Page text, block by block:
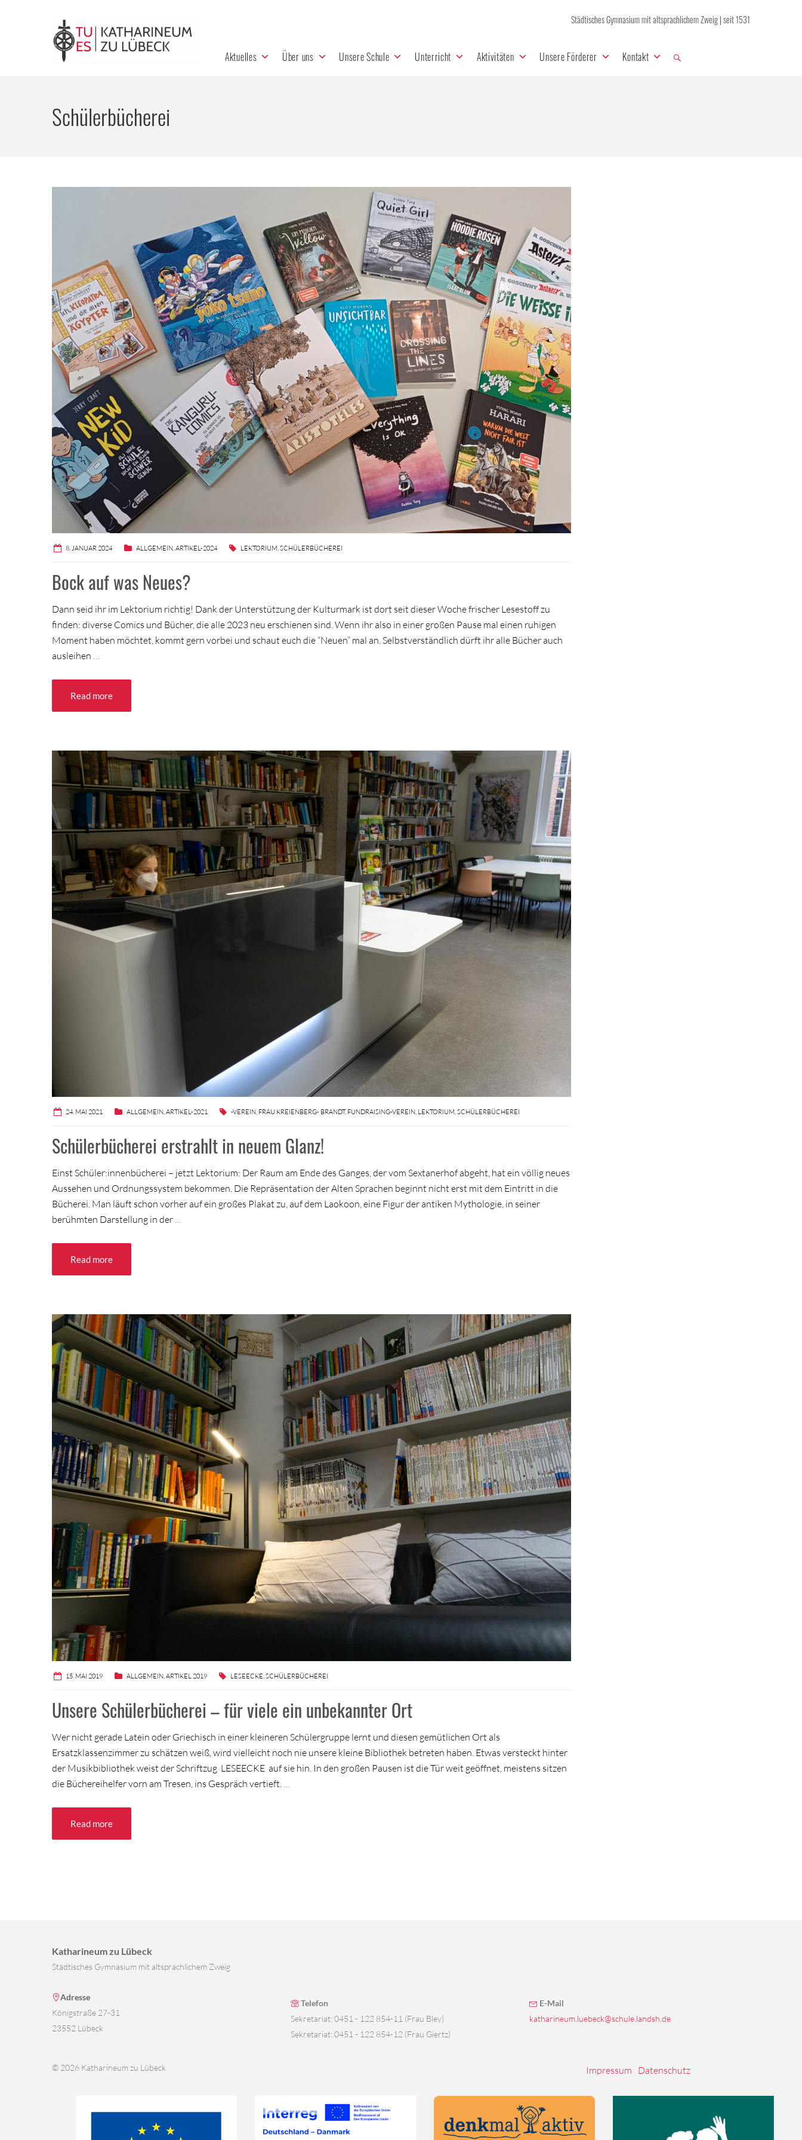
Städtisches Gymnasium mit altsprachlichem Zweig | seit 1531
Aktuelles Über uns Unsere Schule Unterricht Aktivitäten Unsere Förderer Kontakt
Schülerbücherei
8. JANUAR 2024 ALLGEMEIN,ARTIKEL-2024 LEKTORIUM,SCHÜLERBÜCHEREI
Bock auf was Neues?
Dann seid ihr im Lektorium richtig! Dank der Unterstützung der Kulturmark ist dort seit dieser Woche frischer Lesestoff zu
finden: diverse Comics und Bücher, die alle 2023 neu erschienen sind. Wenn ihr also in einer großen Pause mal einen ruhigen
Moment haben möchtet, kommt gern vorbei und schaut euch die “Neuen” mal an. Selbstverständlich dürft ihr alle Bücher auch
ausleihen …
Read more
24. MAI 2021 ALLGEMEIN,ARTIKEL-2021 -VEREIN, FRAU KREIENBERG- BRANDT, FUNDRAISING-VEREIN, LEKTORIUM,SCHÜLERBÜCHEREI
Schülerbücherei erstrahlt in neuem Glanz!
Einst Schüler:innenbücherei – jetzt Lektorium: Der Raum am Ende des Ganges, der vom Sextanerhof abgeht, hat ein völlig neues
Aussehen und Ordnungssystem bekommen. Die Repräsentation der Alten Sprachen beginnt nicht erst mit dem Eintritt in die
Bücherei. Man läuft schon vorher auf ein großes Plakat zu, auf dem Laokoon, eine Figur der antiken Mythologie, in seiner
berühmten Darstellung in der …
Read more
15. MAI 2019 ALLGEMEIN ARTIKEL 2019 LESEECKE SCHÜLERBÜCHEREI
Unsere Schülerbücherei – für viele ein unbekannter Ort
Wer nicht gerade Latein oder Griechisch in einer kleineren Schülergruppe lernt und diesen gemütlichen Ort als
Ersatzklassenzimmer zu schätzen weiß, wird vielleicht noch nie unsere kleine Bibliothek betreten haben. Etwas versteckt hinter
der Musikbibliothek weist der Schriftzug LESEECKE auf sie hin. In den großen Pausen ist die Tür weit geöffnet, meistens sitzen
die Büchereihelfer vorn am Tresen, ins Gespräch vertieft.
Read more
Katharineum zu Lübeck
Städtisches Gymnasium mit altsprachlichem Zweig
Adresse
Königstraße 27-31
23552 Lübeck
Telefon
Sekretariat: 0451 - 122 854-11 (Frau Bley)
Sekretariat: 0451 - 122 854-12 (Frau Giertz)
E-Mail
katharineum.luebeck@schule.landsh.de
© 2026 Katharineum zu Lübeck Impressum Datenschutz